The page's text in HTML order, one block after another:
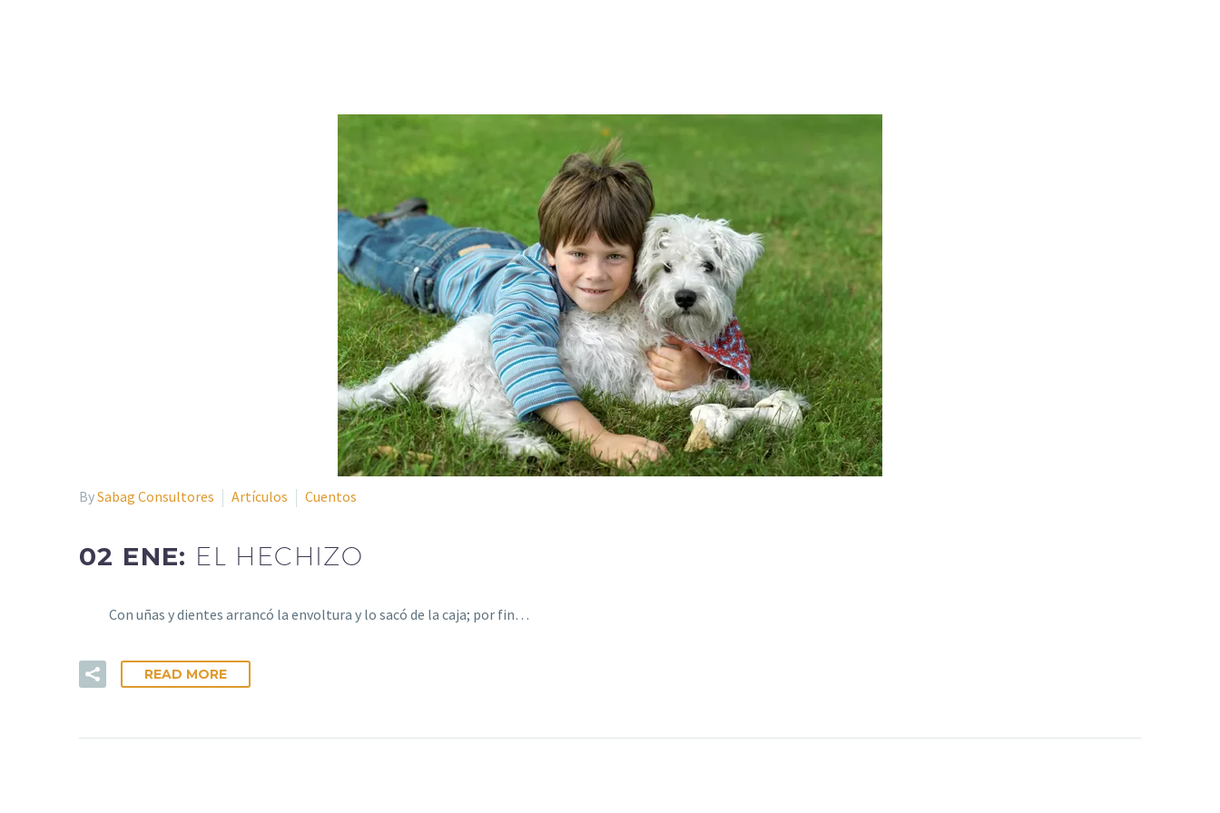
BySabag Consultores Artículos Cuentos
02 ENE: EL HECHIZO
Con uñas y dientes arrancó la envoltura y lo sacó de la caja; por fin…
READ MORE